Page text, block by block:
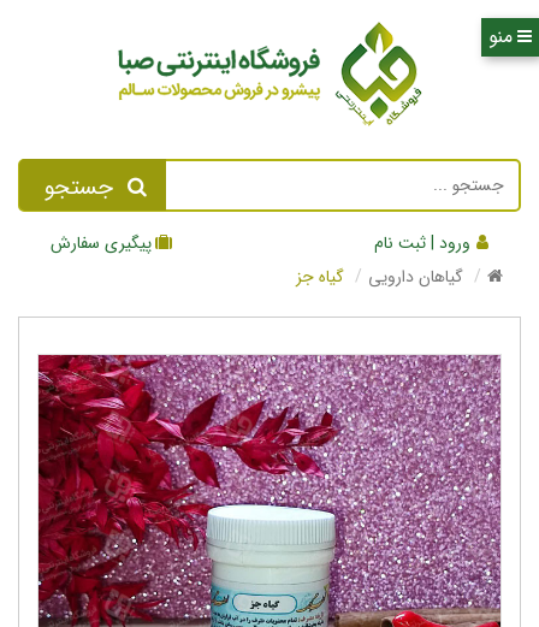
جستجو
ورود | ثبت نام
پیگیری سفارش
گیاهان دارویی
گیاه جز